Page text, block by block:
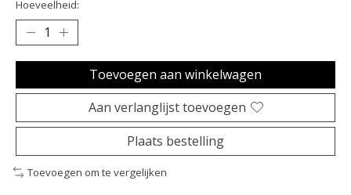
Hoeveelheid:
Toevoegen aan winkelwagen
Aan verlanglijst toevoegen
Plaats bestelling
Toevoegen om te vergelijken